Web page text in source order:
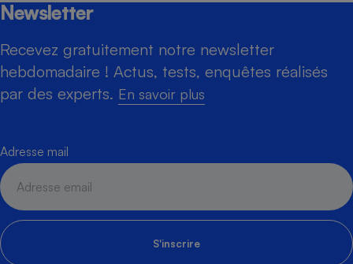
Newsletter
Recevez gratuitement notre newsletter
hebdomadaire ! Actus, tests, enquêtes réalisés
par des experts. En savoir plus
Adresse mail
S'inscrire